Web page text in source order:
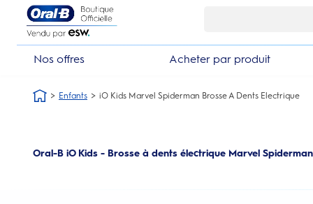
Skip Navigation1
Nos offres Acheter par produit
Enfants iO Kids Marvel Spiderman Brosse A Dents Electrique
Oral-B iO Kids - Brosse à dents électrique Marvel